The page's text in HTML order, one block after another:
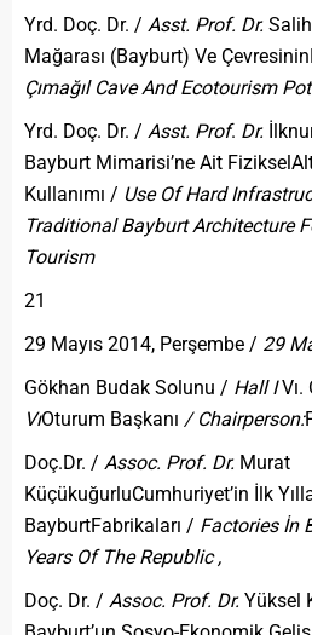
Yrd. Doç. Dr. / Asst. Prof. Dr. Salih
Mağarası (Bayburt) Ve
Çımağıl Cave And Ecotourism
Yrd. Doç. Dr. / Asst. Prof. Dr.
Bayburt Mimarisi’ne Ait
Kullanımı / Use Of Hard
Traditional Bayburt Architecture
Tourism
21
29 Mayıs 2014, Perşembe / 29
Gökhan Budak Solunu / Hall I
VıOturum Başkanı / Chairperson:
Doç.Dr. / Assoc. Prof. Dr. Murat
KüçükuğurluCumhuriyet’in İlk
BayburtFabrikaları / Factories İn
Years Of The Republic ,
Doç. Dr. / Assoc. Prof. Dr. Yüksel